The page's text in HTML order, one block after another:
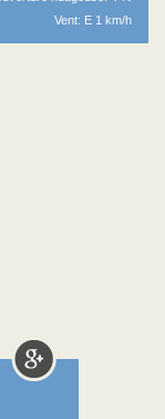
Vent: E 1 km/h